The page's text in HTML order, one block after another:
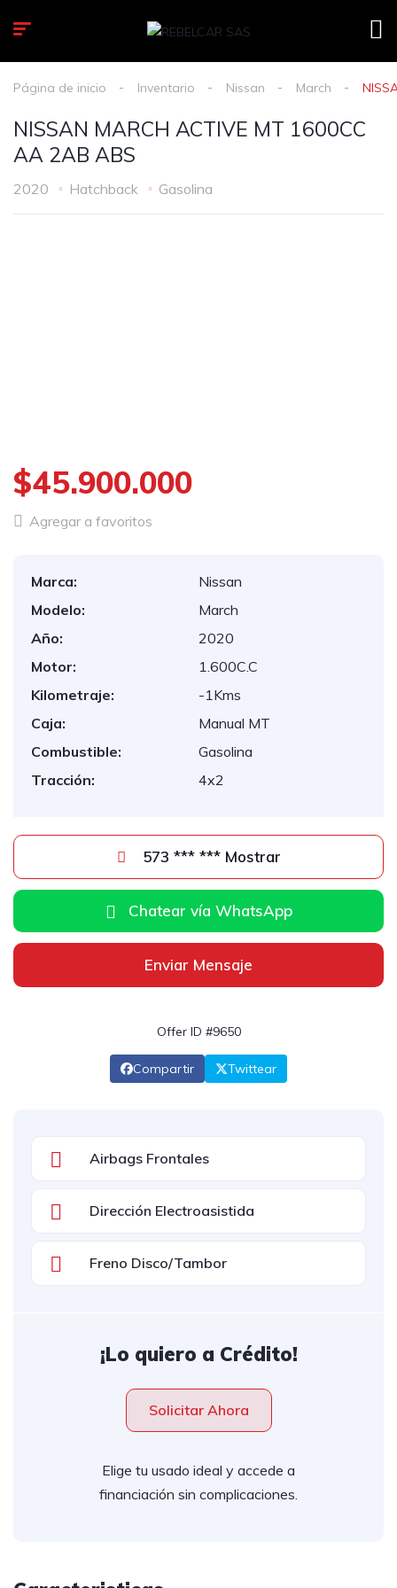
Página de inicio Inventario Nissan March
NISSAN MARCH ACTIVE MT 1600CC
AA 2AB ABS
2020 Hatchback Gasolina
$45.900.000
Agregar a favoritos
Marca:
Nissan
Modelo:
March
Año:
2020
Motor:
1.600C.C
Kilometraje:
-1Kms
Caja:
Manual MT
Combustible:
Gasolina
Tracción:
4x2
573 *** *** Mostrar
Chatear vía WhatsApp
Enviar Mensaje
Offer ID #9650
Compartir Twittear
Airbags Frontales
Dirección Electroasistida
Freno Disco/Tambor
¡Lo quiero a Crédito!
Solicitar Ahora
Elige tu usado ideal y accede a
financiación sin complicaciones.